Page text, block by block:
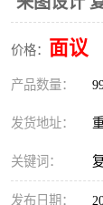
价格： 面议
产品数量：
发货地址：
关键词：
发布日期：